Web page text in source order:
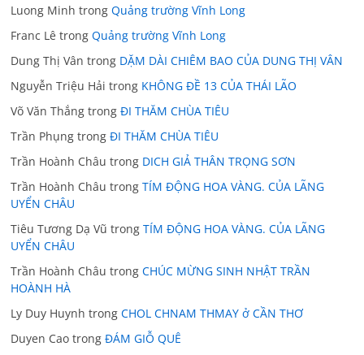
Luong Minh trongQuảng trường Vĩnh Long
Franc Lê trongQuảng trường Vĩnh Long
Dung Thị Vân trong DẶM DÀI CHIÊM BAO CỦA DUNG THỊ VÂN
Nguyễn Triệu Hải trong KHÔNG ĐỀ 13 CỦA THÁI LÃO
Võ Văn Thắng trongĐI THĂM CHÙA TIÊU
Trần Phụng trongĐI THĂM CHÙA TIÊU
Trần Hoành Châu trong DICH GIẢ THÂN TRỌNG SƠN
Trần Hoành Châu trongTÍM ĐỘNG HOA VÀNG. CỦA LÃNG
UYỂN CHÂU
Tiêu Tương Dạ Vũ trongTÍM ĐỘNG HOA VÀNG. CỦA LÃNG
UYỂN CHÂU
Trần Hoành Châu trongCHÚC MỪNG SINH NHẬT TRẦN
HOÀNH HÀ
Ly Duy Huynh trongCHOL CHNAM THMAY ở CẦN THƠ
Duyen Cao trongĐÁM GIỖ QUÊ